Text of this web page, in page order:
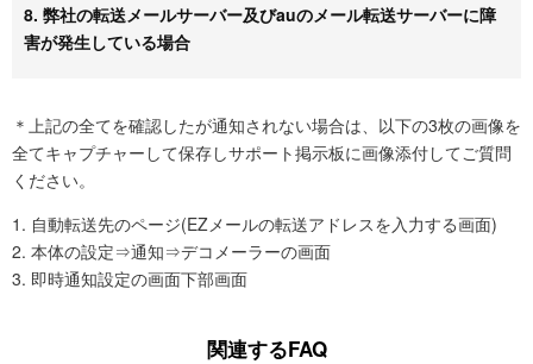
8. 弊社の転送メールサーバー及びauのメール転送サーバーに障
害が発生している場合
＊上記の全てを確認したが通知されない場合は、以下の3枚の画像を
全てキャプチャーして保存しサポート掲示板に画像添付してご質問
ください。
1. 自動転送先のページ(EZメールの転送アドレスを入力する画面)
2. 本体の設定⇒通知⇒デコメーラーの画面
3. 即時通知設定の画面下部画面
関連するFAQ